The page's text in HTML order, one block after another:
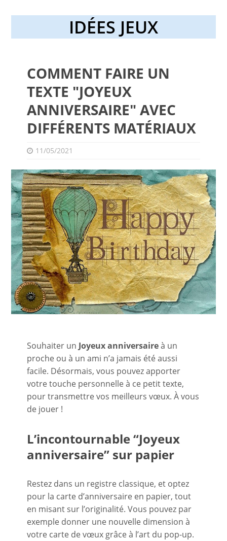
IDÉES JEUX
COMMENT FAIRE UN
TEXTE "JOYEUX
ANNIVERSAIRE" AVEC
DIFFÉRENTS MATÉRIAUX
11/05/2021
Souhaiter un Joyeux anniversaireà un
proche ou à un ami n’a jamais été aussi
facile. Désormais, vous pouvez apporter
votre touche personnelle à ce petit texte,
pour transmettre vos meilleurs vœux. À vous
de jouer !
L’incontournable “Joyeux
anniversaire” sur papier
Restez dans un registre classique, et optez
pour la carte d’anniversaire en papier, tout
en misant sur l’originalité. Vous pouvez par
exemple donner une nouvelle dimension à
votre carte de vœux grâce à l’art du pop-up.